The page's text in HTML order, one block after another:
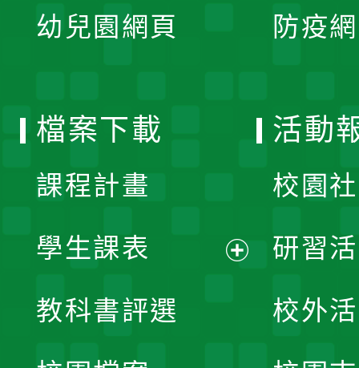
幼兒園網頁 防疫
檔案下載
課程計畫
學生課表
教科書評選
活動
校園
研習
校外